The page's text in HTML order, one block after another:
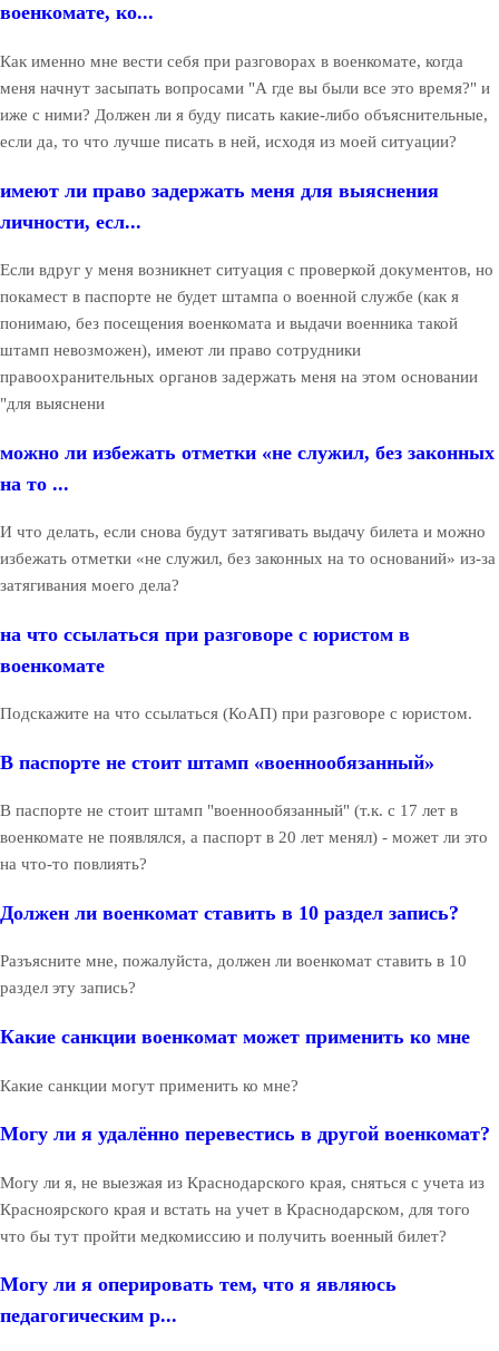
военкомате, ко...
Как именно мне вести себя при разговорах в военкомате, когда
меня начнут засыпать вопросами "А где вы были все это время?" и
иже с ними? Должен ли я буду писать какие-либо объяснительные,
если да, то что лучше писать в ней, исходя из моей ситуации?
имеют ли право задержать меня для выяснения
личности, есл...
Если вдруг у меня возникнет ситуация с проверкой документов, но
покамест в паспорте не будет штампа о военной службе (как я
понимаю, без посещения военкомата и выдачи военника такой
штамп невозможен), имеют ли право сотрудники
правоохранительных органов задержать меня на этом основании
"для выяснени
можно ли избежать отметки «не служил, без законных
на то ...
И что делать, если снова будут затягивать выдачу билета и можно
избежать отметки «не служил, без законных на то оснований» из-за
затягивания моего дела?
на что ссылаться при разговоре с юристом в
военкомате
Подскажите на что ссылаться (КоАП) при разговоре с юристом.
В паспорте не стоит штамп «военнообязанный»
В паспорте не стоит штамп "военнообязанный" (т.к. с 17 лет в
военкомате не появлялся, а паспорт в 20 лет менял) - может ли это
на что-то повлиять?
Должен ли военкомат ставить в 10 раздел запись?
Разъясните мне, пожалуйста, должен ли военкомат ставить в 10
раздел эту запись?
Какие санкции военкомат может применить ко мне
Какие санкции могут применить ко мне?
Могу ли я удалённо перевестись в другой военкомат?
Могу ли я, не выезжая из Краснодарского края, сняться с учета из
Красноярского края и встать на учет в Краснодарском, для того
что бы тут пройти медкомиссию и получить военный билет?
Могу ли я оперировать тем, что я являюсь
педагогическим р...